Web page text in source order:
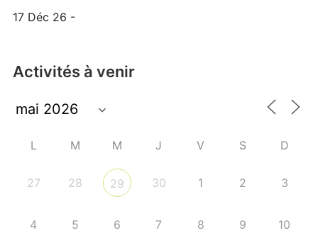
17 Déc 26 -
Activités à venir
L M M J V S D
27 28 29 30 1 2 3
4 5 6 7 8 9 10